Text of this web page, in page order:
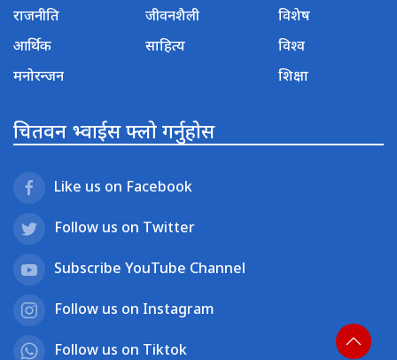
राजनीति
आर्थिक
मनोरन्जन
जीवनशैली
साहित्य
विशेष
विश्व
शिक्षा
चितवन भ्वाईस फ्लो गर्नुहोस
Like us on Facebook
Follow us on Twitter
Subscribe YouTube Channel
Follow us on Instagram
Follow us on Tiktok